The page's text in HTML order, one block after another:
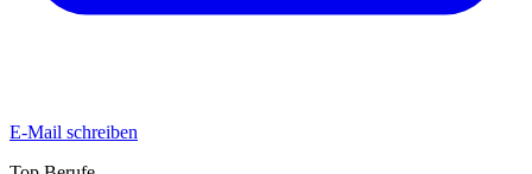
E-Mail schreiben